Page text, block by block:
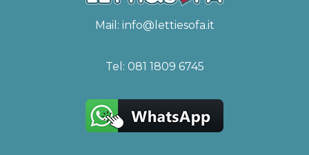
Mail: info@lettiesofa.it
Tel: 081 1809 6745